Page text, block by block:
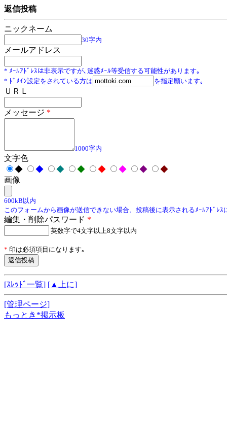
返信投稿
ニックネーム
30字内
メールアドレス
* ﾒｰﾙｱﾄﾞﾚｽは非表示ですが､迷惑ﾒｰﾙ等受信する可能性があります｡
* ﾄﾞﾒｲﾝ設定をされている方は
を指定願います｡
ＵＲＬ
メッセージ *
1000字内
文字色
◆
◆ ◆ ◆ ◆ ◆ ◆
◆
画像
600kB以内
このフォームから画像が送信できない場合、投稿後に表示されるﾒｰﾙｱﾄﾞﾚ
編集・削除パスワード *
英数字で4文字以上8文字以内
* 印は必須項目になります｡
[ｽﾚｯﾄﾞ一覧] [▲上に]
[管理ページ]
もっとき*掲示板